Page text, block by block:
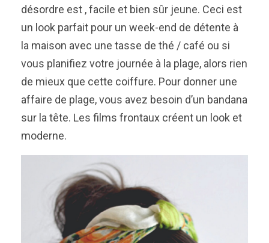
désordre est , facile et bien sûr jeune. Ceci est
un look parfait pour un week-end de détente à
la maison avec une tasse de thé / café ou si
vous planifiez votre journée à la plage, alors rien
de mieux que cette coiffure. Pour donner une
affaire de plage, vous avez besoin d’un bandana
sur la tête. Les films frontaux créent un look et
moderne.